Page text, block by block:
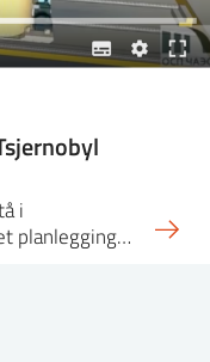
i
planlegging…